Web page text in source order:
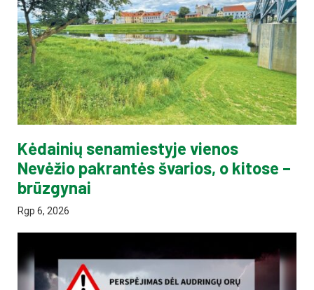
Kėdainių senamiestyje vienos
Nevėžio pakrantės švarios, o kitose –
brūzgynai
Rgp 6, 2026